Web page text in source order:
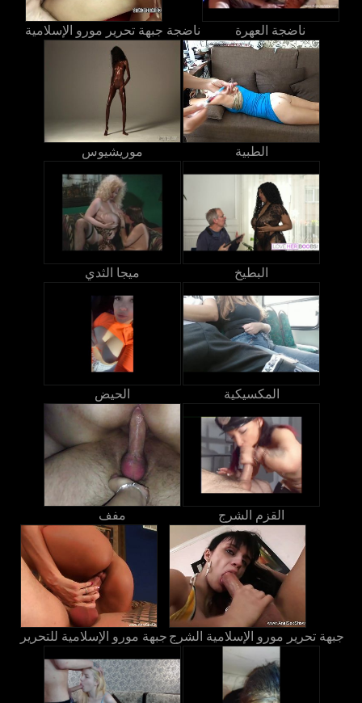
ناضجة جبهة تحرير مورو الإسلامية ناضجة العهرة
موريشيوس الطبية
ميجا الثدي البطيخ
الحيض المكسيكية
مفف القزم الشرج
جبهة مورو الإسلامية للتحرير جبهة تحرير مورو الإسلامية الشرج